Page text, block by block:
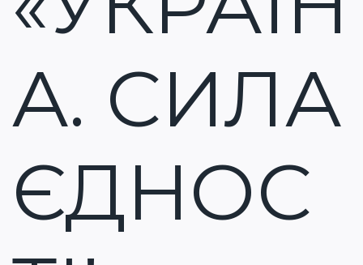
А. СИЛА
ЄДНОС